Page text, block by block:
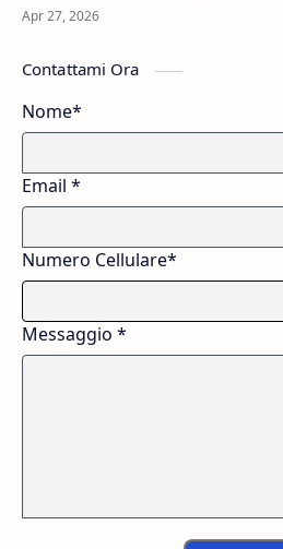
Contattami Ora
Nome*
Email *
Numero Cellulare*
Messaggio *